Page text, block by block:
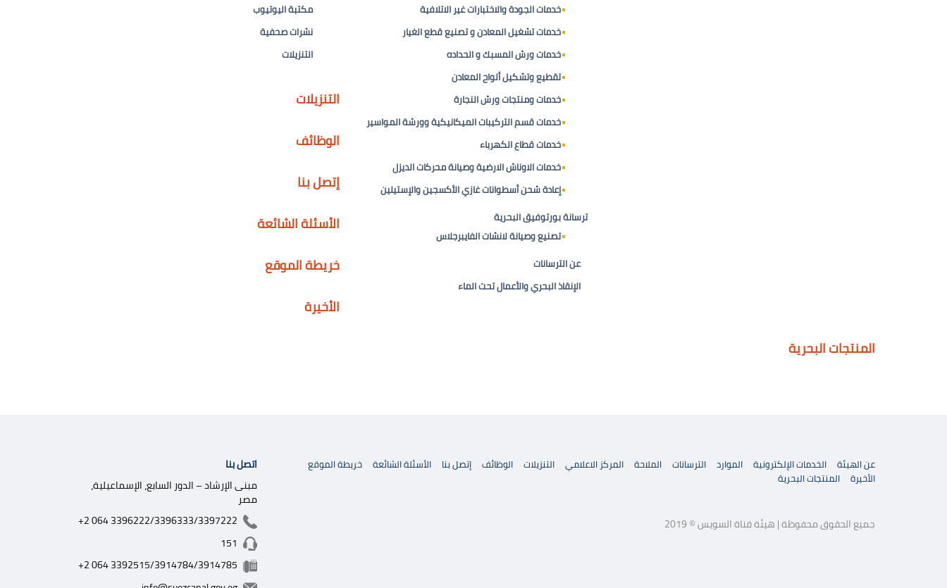
خدمات الجودة والاختبارات غير الاتلافية
خدمات تشغيل المعادن و تصنيع قطع الغيار
خدمات ورش المسبك و الحداده
تقطيع وتشكيل ألواح المعادن
خدمات ومنتجات ورش النجارة
خدمات قسم التركيبات الميكانيكية وورشة المواسير
خدمات قطاع الكهرباء
خدمات الاوناش الارضية وصيانة محركات الديزل
إعادة شحن أسطوانات غازي الأكسجين والإستيلين
ترسانة بورتوفيق البحرية
تصنيع وصيانة لانشات الفايبرجلاس
عن الترسانات
الإنقاذ البحري والأعمال تحت الماء
مكتبة اليوتيوب
نشرات صحفية
التنزيلات
التنزيلات
الوظائف
إتصل بنا
الأسئلة الشائعة
خريطة الموقع
الأخيرة
المنتجات البحرية
اتصل بنا
مبنى الإرشاد – الدور السابع، الإسماعيلية،
مصر
+2 064 3396222/3396333/3397222
151
+2 064 3392515/3914784/3914785
عن الهيئة الخدمات الإلكترونية الموارد الترسانات الملاحة المركز الاعلامي التنزيلات الوظائف إتصل بنا الأسئلة الشائعة
خريطة الموقع
الأخيرة
المنتجات البحرية
جميع الحقوق محفوظة | هيئة قناة السويس © 2019